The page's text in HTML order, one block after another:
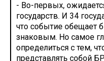
- Во-первых,
государств. И 34
что событие обещает
знаковым. Но самое
определиться с тем,
представлять собой